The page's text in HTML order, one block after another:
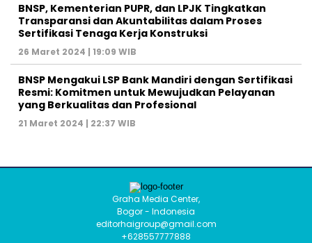
BNSP, Kementerian PUPR, dan LPJK Tingkatkan
Transparansi dan Akuntabilitas dalam Proses
Sertifikasi Tenaga Kerja Konstruksi
26 Maret 2024 | 19:09 WIB
BNSP Mengakui LSP Bank Mandiri dengan Sertifikasi
Resmi: Komitmen untuk Mewujudkan Pelayanan
yang Berkualitas dan Profesional
21 Maret 2024 | 22:37 WIB
Graha Media Center,
Bogor - Indonesia
editorhaigroup@gmail.com
+628557777888